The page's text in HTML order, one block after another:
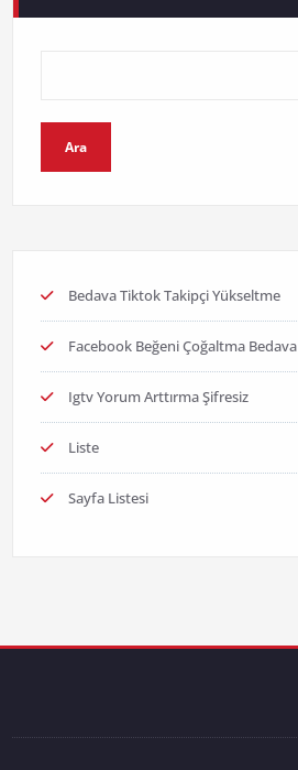
Ara
Bedava Tiktok Takipçi Yükseltme
Facebook Beğeni Çoğaltma Bedava
Igtv Yorum Arttırma Şifresiz
Liste
Sayfa Listesi